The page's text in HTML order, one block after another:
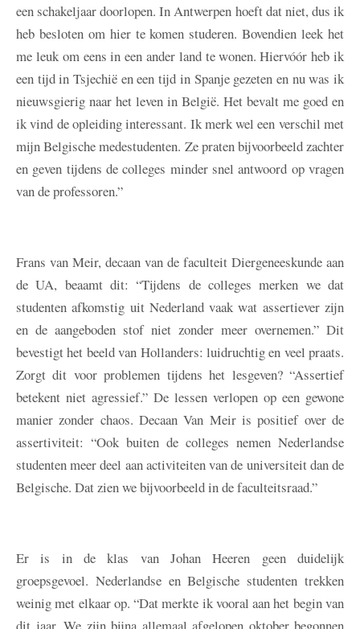
een schakeljaar doorlopen. In Antwerpen hoeft dat niet, dus ik
heb besloten om hier te komen studeren. Bovendien leek het
me leuk om eens in een ander land te wonen. Hiervóór heb ik
een tijd in Tsjechië en een tijd in Spanje gezeten en nu was ik
nieuwsgierig naar het leven in België. Het bevalt me goed en
ik vind de opleiding interessant. Ik merk wel een verschil met
mijn Belgische medestudenten. Ze praten bijvoorbeeld zachter
en geven tijdens de colleges minder snel antwoord op vragen
van de professoren.”
Frans van Meir, decaan van de faculteit Diergeneeskunde aan
de UA, beaamt dit: “Tijdens de colleges merken we dat
studenten afkomstig uit Nederland vaak wat assertiever zijn
en de aangeboden stof niet zonder meer overnemen.” Dit
bevestigt het beeld van Hollanders: luidruchtig en veel praats.
Zorgt dit voor problemen tijdens het lesgeven? “Assertief
betekent niet agressief.” De lessen verlopen op een gewone
manier zonder chaos. Decaan Van Meir is positief over de
assertiviteit: “Ook buiten de colleges nemen Nederlandse
studenten meer deel aan activiteiten van de universiteit dan de
Belgische. Dat zien we bijvoorbeeld in de faculteitsraad.”
Er is in de klas van Johan Heeren geen duidelijk
groepsgevoel. Nederlandse en Belgische studenten trekken
weinig met elkaar op. “Dat merkte ik vooral aan het begin van